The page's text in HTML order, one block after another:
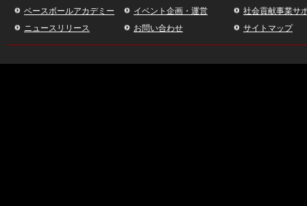
ベースボールアカデミー イベント企画・運営
社会貢献事業サ
ニュースリリース
お問い合わせ サイトマップ